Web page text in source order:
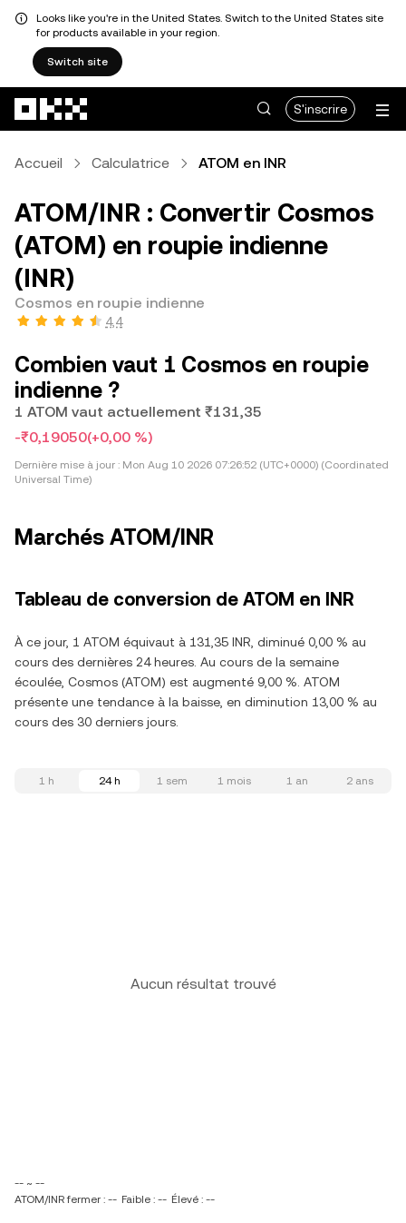
Looks like you're in the United States. Switch to the United States site
for products available in your region.
Switch site
S'inscrire
Accueil Calculatrice ATOM en INR
ATOM/INR : Convertir Cosmos
(ATOM) en roupie indienne
(INR)
Cosmos en roupie indienne
4,4
Combien vaut 1 Cosmos en roupie
indienne ?
1 ATOM vaut actuellement ₹131,35
-₹0,19050(+0,00 %)
Dernière mise à jour : Mon Aug 10 2026 07:26:52 (UTC+0000) (Coordinated
Universal Time)
Marchés ATOM/INR
Tableau de conversion de ATOM en INR
À ce jour, 1 ATOM équivaut à 131,35 INR, diminué 0,00 % au
cours des dernières 24 heures. Au cours de la semaine
écoulée, Cosmos (ATOM) est augmenté 9,00 %. ATOM
présente une tendance à la baisse, en diminution 13,00 % au
cours des 30 derniers jours.
1 h 24 h 1 sem 1 mois 1 an 2 ans
Aucun résultat trouvé
-- ~ --
ATOM/INR fermer : -- Faible : -- Élevé : --